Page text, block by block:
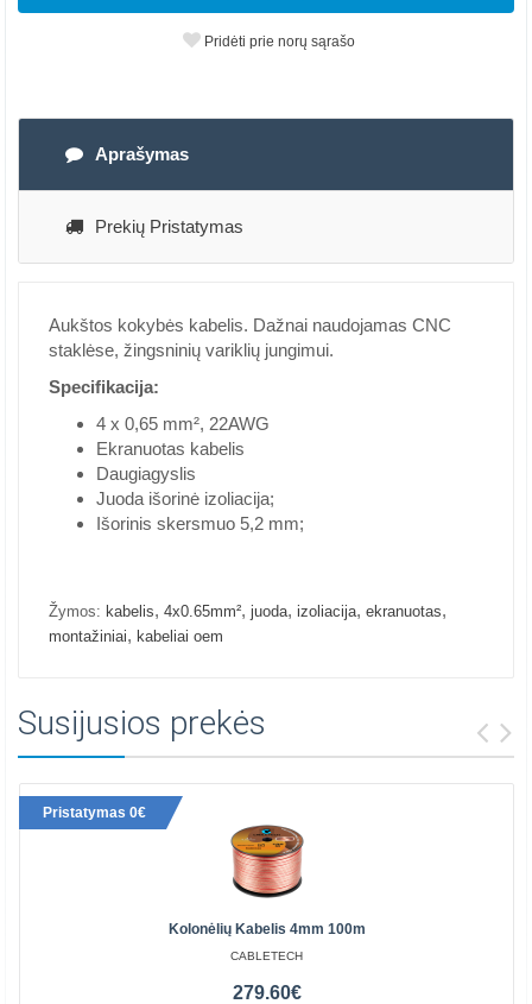
Pridėti prie norų sąrašo
Aprašymas
Prekių Pristatymas
Aukštos kokybės kabelis. Dažnai naudojamas CNC
staklėse, žingsninių variklių jungimui.
Specifikacija:
4 x 0,65 mm², 22AWG
Ekranuotas kabelis
Daugiagyslis
Juoda išorinė izoliacija;
Išorinis skersmuo 5,2 mm;
Žymos: kabelis, 4x0.65mm², juoda, izoliacija, ekranuotas,
montažiniai, kabeliai oem
Susijusios prekės
Pristatymas 0€
Kolonėlių Kabelis 4mm 100m
CABLETECH
279.60€